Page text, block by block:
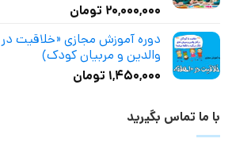
نمره4.50
۲۰,۰۰۰,۰۰۰ تومان
والدین و مربیان کودک)
۱,۴۵۰,۰۰۰ تومان
با ما تماس بگیرید